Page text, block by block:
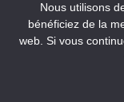
dépannage.
Nous utilisons
bénéficiez de la
web. Si vous